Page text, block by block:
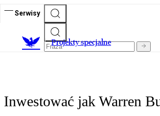
Serwisy
Projekty specjalne
Inwestować jak Warren